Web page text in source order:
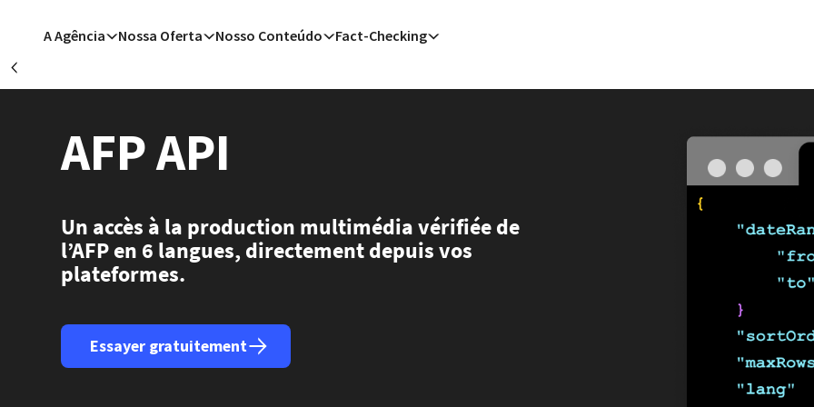
A Agência Nossa Oferta Nosso Conteúdo Fact-Checking
Teerã (AFP)| 06/08/2026 - 11:15:33| Irã anuncia acordo com Omã sobre Ormuz mas diz que reabertura depende dos
| Homem armado detido em campo de golfe de Trump na Califórnia é
| Candidato progressista Abdul El-Sayed vence primárias democratas no
| Presidente do Irã diz que comunicação com líder supremo é "muito difícil
| Rebeldes houthis do Iêmen afirmam ter atacado dois petroleiros
| Homem armado detido em campo de golfe de Trump na Califórnia é alvo
AFP API
Un accès à la production multimédia vérifiée de
l’AFP en 6 langues, directement depuis vos
plateformes.
Essayer gratuitement